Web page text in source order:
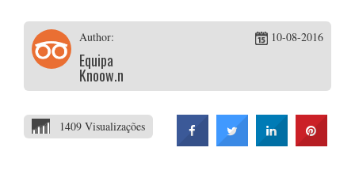
Author:
Equipa
Knoow.net
10-08-2016
1409 Visualizações